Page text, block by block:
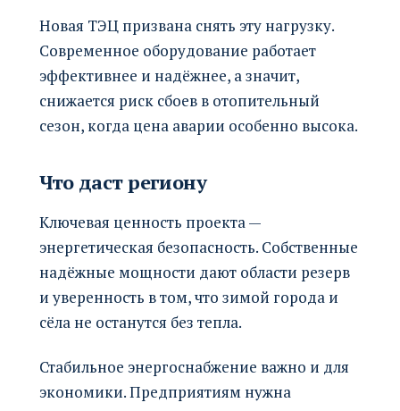
Новая ТЭЦ призвана снять эту нагрузку.
Современное оборудование работает
эффективнее и надёжнее, а значит,
снижается риск сбоев в отопительный
сезон, когда цена аварии особенно высока.
Что даст региону
Ключевая ценность проекта —
энергетическая безопасность. Собственные
надёжные мощности дают области резерв
и уверенность в том, что зимой города и
сёла не останутся без тепла.
Стабильное энергоснабжение важно и для
экономики. Предприятиям нужна